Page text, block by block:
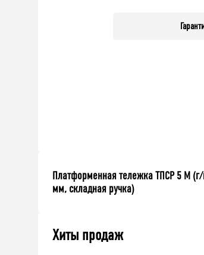
Платформенная тележка ТПСР 5 М
мм, складная ручка)
Хиты продаж